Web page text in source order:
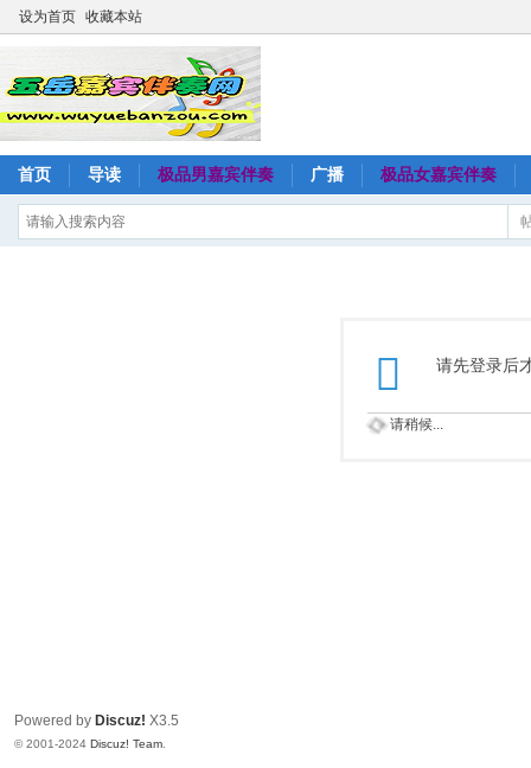
设为首页 收藏本站
首页 导读 极品男嘉宾伴奏 广播 极品女嘉宾伴奏
请先登录后
请稍候...
Powered by Discuz! X3.5
© 2001-2024 Discuz! Team